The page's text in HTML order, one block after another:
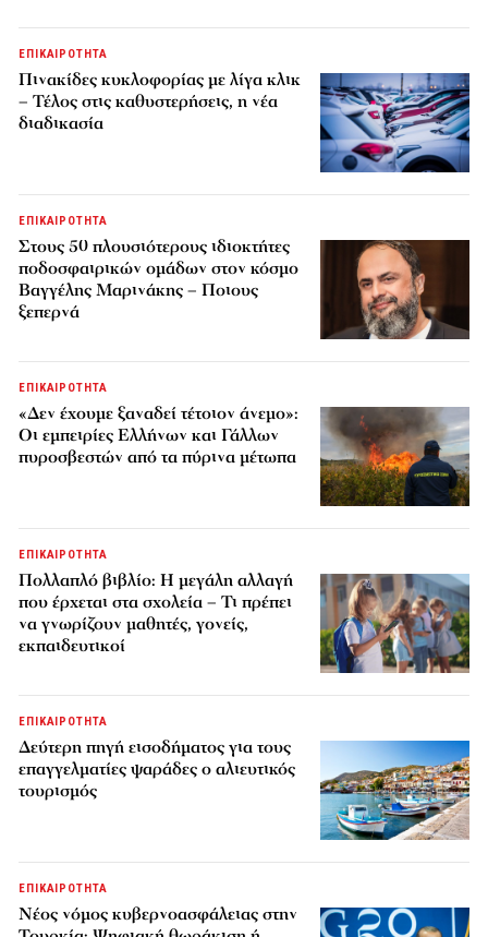
ΕΠΙΚΑΙΡΟΤΗΤΑ
Πινακίδες κυκλοφορίας με λίγα κλικ
– Τέλος στις καθυστερήσεις, η νέα
διαδικασία
ΕΠΙΚΑΙΡΟΤΗΤΑ
Στους 50 πλουσιότερους ιδιοκτήτες
ποδοσφαιρικών ομάδων στον κόσμο
Βαγγέλης Μαρινάκης – Ποιους
ξεπερνά
ΕΠΙΚΑΙΡΟΤΗΤΑ
«Δεν έχουμε ξαναδεί τέτοιον άνεμο»:
Οι εμπειρίες Ελλήνων και Γάλλων
πυροσβεστών από τα πύρινα μέτωπα
ΕΠΙΚΑΙΡΟΤΗΤΑ
Πολλαπλό βιβλίο: Η μεγάλη αλλαγή
που έρχεται στα σχολεία – Τι πρέπει
να γνωρίζουν μαθητές, γονείς,
εκπαιδευτικοί
ΕΠΙΚΑΙΡΟΤΗΤΑ
Δεύτερη πηγή εισοδήματος για τους
επαγγελματίες ψαράδες ο αλιευτικός
τουρισμός
ΕΠΙΚΑΙΡΟΤΗΤΑ
Νέος νόμος κυβερνοασφάλειας στην